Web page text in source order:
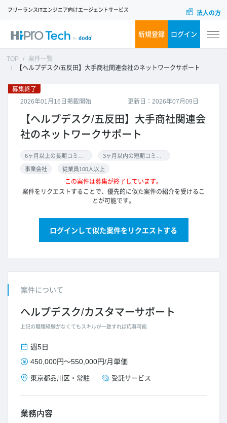
フリーランスITエンジニア向けエージェントサービス 法人の方
新規登録 ログイン
TOP
案件一覧
【ヘルプデスク/五反田】大手商社関連会社のネットワークサポート
更新日：2026年07月09日
募集終了
2026年01月16日掲載開始
【ヘルプデスク/五反田】大手商社関連会
社のネットワークサポート
事業会社 従業員100人以上
この案件は募集が終了しています。
案件をリクエストすることで、優先的に似た案件の紹介を受けるこ
とが可能です。
ログインして似た案件をリクエストする
案件について
ヘルプデスク/カスタマーサポート
上記の職種経験がなくてもスキルが一致すれば応募可能
週5日
450,000円～550,000円/月単価
東京都品川区 ・ 常駐 受託サービス
業務内容